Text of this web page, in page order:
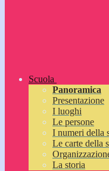
Scuola
Panoramica
Presentazione
I luoghi
Le persone
I numeri della
Le carte della
La storia